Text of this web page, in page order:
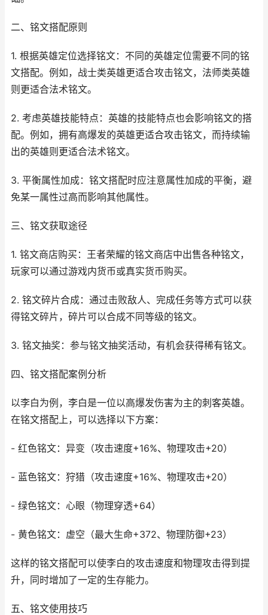
二、铭文搭配原则
1. 根据英雄定位选择铭文：不同的英雄定位需要不同的铭
文搭配。例如，战士类英雄更适合攻击铭文，法师类英雄
则更适合法术铭文。
2. 考虑英雄技能特点：英雄的技能特点也会影响铭文的搭
配。例如，拥有高爆发的英雄更适合攻击铭文，而持续输
出的英雄则更适合法术铭文。
3. 平衡属性加成：铭文搭配时应注意属性加成的平衡，避
免某一属性过高而影响其他属性。
三、铭文获取途径
1. 铭文商店购买：王者荣耀的铭文商店中出售各种铭文，
玩家可以通过游戏内货币或真实货币购买。
2. 铭文碎片合成：通过击败敌人、完成任务等方式可以获
得铭文碎片，碎片可以合成不同等级的铭文。
3. 铭文抽奖：参与铭文抽奖活动，有机会获得稀有铭文。
四、铭文搭配案例分析
以李白为例，李白是一位以高爆发伤害为主的刺客英雄。
在铭文搭配上，可以选择以下方案：
- 红色铭文：异变（攻击速度+16%、物理攻击+20）
- 蓝色铭文：狩猎（攻击速度+16%、物理攻击+20）
- 绿色铭文：心眼（物理穿透+64）
- 黄色铭文：虚空（最大生命+372、物理防御+23）
这样的铭文搭配可以使李白的攻击速度和物理攻击得到提
升，同时增加了一定的生存能力。
五、铭文使用技巧